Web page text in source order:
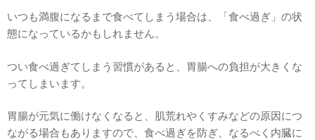
いつも満腹になるまで食べてしまう場合は、「食べ過ぎ」の状
態になっているかもしれません。
つい食べ過ぎてしまう習慣があると、胃腸への負担が大きくな
ってしまいます。
胃腸が元気に働けなくなると、肌荒れやくすみなどの原因につ
ながる場合もありますので、食べ過ぎを防ぎ、なるべく内臓に